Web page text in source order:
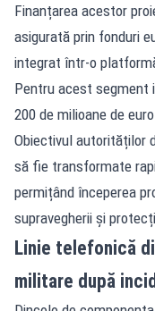
Finanțarea acestor
asigurată prin fonduri
integrat într-o
Pentru acest segment
200 de milioane de
Obiectivul autorităților
să fie transformate
permițând începerea
supravegherii și
Linie telefonică
militare după